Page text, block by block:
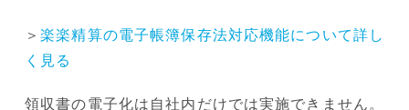
＞ 楽楽精算の電子帳簿保存法対応機能について詳し
く見る
領収書の電子化は自社内だけでは実施できません。